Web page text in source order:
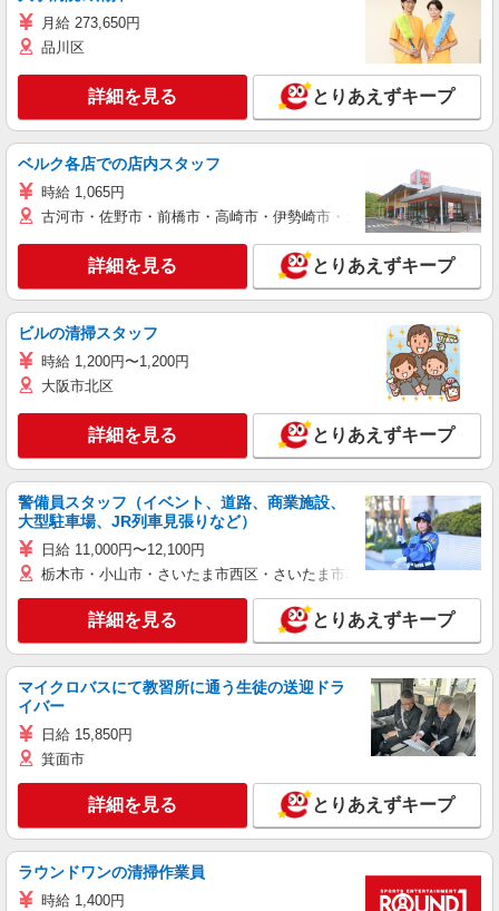
月給 273,650円
品川区
詳細を見る とりあえずキープ
ベルク各店での店内スタッフ
時給 1,065円
古河市・佐野市・前橋市・高崎市・伊勢崎市・太田市・館林市・藤
詳細を見る とりあえずキープ
ビルの清掃スタッフ
時給 1,200円〜1,200円
大阪市北区
詳細を見る とりあえずキープ
警備員スタッフ（イベント、道路、商業施設、
大型駐車場、JR列車見張りなど）
日給 11,000円〜12,100円
栃木市・小山市・さいたま市西区・さいたま市岩槻区・久喜市・蓮田
詳細を見る とりあえずキープ
マイクロバスにて教習所に通う生徒の送迎ドラ
イバー
日給 15,850円
箕面市
詳細を見る とりあえずキープ
ラウンドワンの清掃作業員
時給 1,400円